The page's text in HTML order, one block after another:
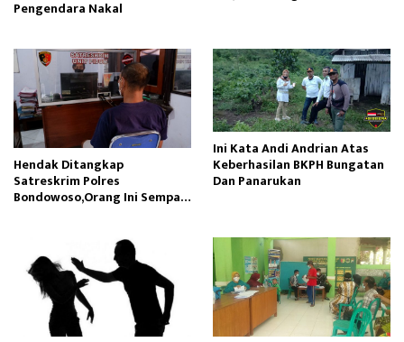
Pengendara Nakal
Hendak Ditangkap
Satreskrim Polres
Bondowoso,Orang Ini Sempat
Ini Kata Andi Andrian Atas
Keberhasilan BKPH Bungatan
Dan Panarukan